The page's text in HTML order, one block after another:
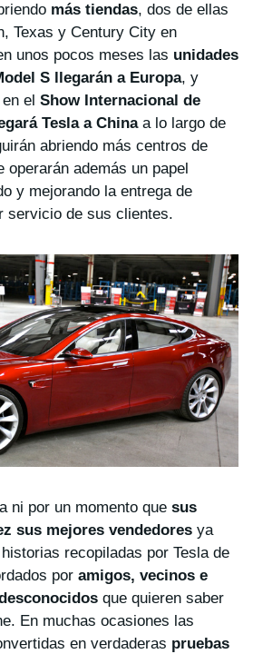
más tiendas, dos de ellas
Texas y Century City en
unos pocos meses las unidades
S llegarán a Europa, y
el Show Internacional de
Tesla a Chinaa lo largo de
abriendo más centros de
operarán además un papel
y mejorando la entrega de
servicio de sus clientes.
ni por un momento que sus
sus mejores vendedores ya
recopiladas por Tesla de
por amigos, vecinos e
que quieren saber
En muchas ocasiones las
en verdaderas pruebas